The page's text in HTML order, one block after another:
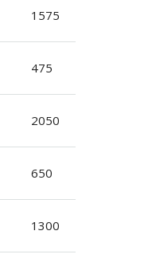
1575
475
2050
650
1300